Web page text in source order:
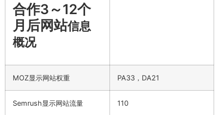
合作3～12个
月后网站信息
概况
MOZ显示网站权重 PA33，DA21
Semrush显示网站流量 110